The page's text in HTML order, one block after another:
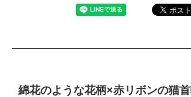
綿花のような花柄×赤リボンの猫